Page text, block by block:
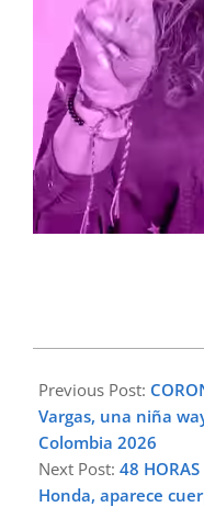
11-
03
Previous Post:
Vargas, una niña
Colombia 2026
Next Post: 48
Honda, aparece